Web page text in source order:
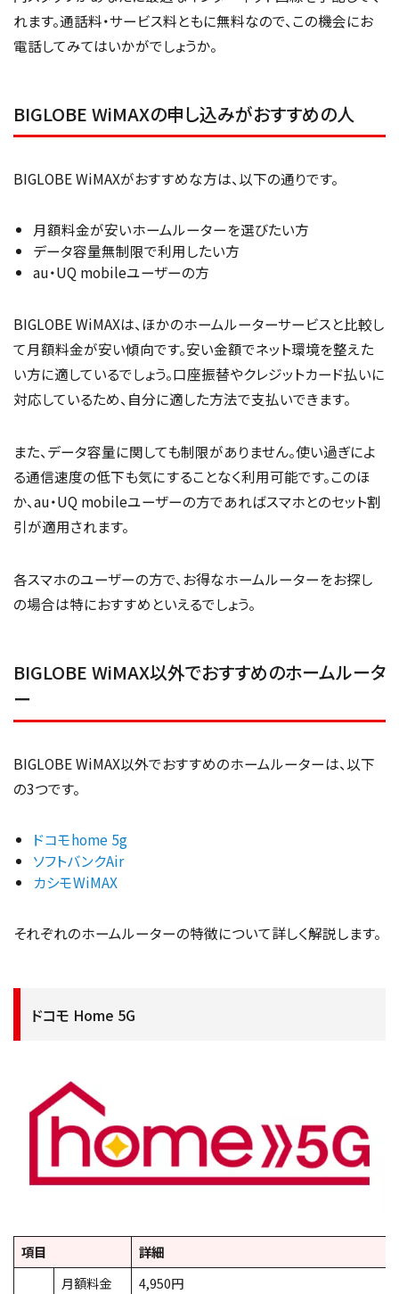
れます。通話料・サービス料ともに無料なので、この機会にお
電話してみてはいかがでしょうか。
BIGLOBE WiMAXの申し込みがおすすめの人
BIGLOBE WiMAXがおすすめな方は、以下の通りです。
月額料金が安いホームルーターを選びたい方
データ容量無制限で利用したい方
au・UQ mobileユーザーの方
BIGLOBE WiMAXは、ほかのホームルーターサービスと比較し
て月額料金が安い傾向です。安い金額でネット環境を整えた
い方に適しているでしょう。口座振替やクレジットカード払いに
対応しているため、自分に適した方法で支払いできます。
また、データ容量に関しても制限がありません。使い過ぎによ
る通信速度の低下も気にすることなく利用可能です。このほ
か、au・UQ mobileユーザーの方であればスマホとのセット割
引が適用されます。
各スマホのユーザーの方で、お得なホームルーターをお探し
の場合は特におすすめといえるでしょう。
BIGLOBE WiMAX以外でおすすめのホームルータ
ー
BIGLOBE WiMAX以外でおすすめのホームルーターは、以下
の3つです。
ドコモhome 5g
ソフトバンクAir
カシモWiMAX
それぞれのホームルーターの特徴について詳しく解説します。
ドコモ Home 5G
項目 詳細
月額料金
4,950円